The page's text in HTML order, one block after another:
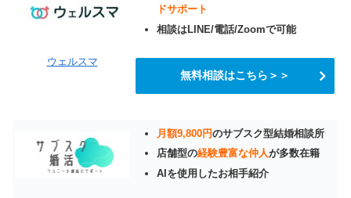
ウェルスマ
ドサポート
相談はLINE/電話/Zoomで可能
無料相談はこちら＞＞
月額9,800円のサブスク型結婚相談所
店舗型の経験豊富な仲人が多数在籍
AIを使用したお相手紹介